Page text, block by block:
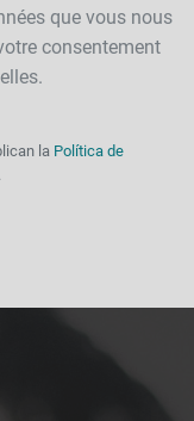
que vous nous
consentement
la Política de